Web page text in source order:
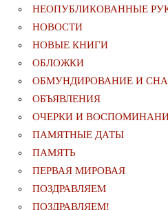
НЕОПУБЛИКОВАННЫЕ
НОВОСТИ
НОВЫЕ КНИГИ
ОБЛОЖКИ
ОБМУНДИРОВАНИЕ И
ОБЪЯВЛЕНИЯ
ОЧЕРКИ И
ПАМЯТНЫЕ ДАТЫ
ПАМЯТЬ
ПЕРВАЯ МИРОВАЯ
ПОЗДРАВЛЯЕМ
ПОЗДРАВЛЯЕМ!